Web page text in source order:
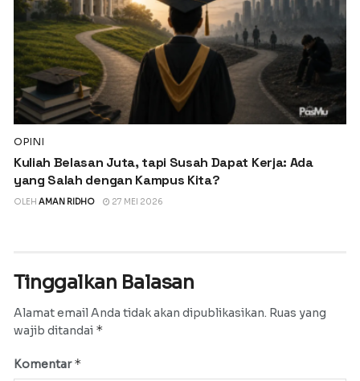
OPINI
Kuliah Belasan Juta, tapi Susah Dapat Kerja: Ada
yang Salah dengan Kampus Kita?
OLEH AMAN RIDHO 27 MEI 2026
Tinggalkan Balasan
Alamat email Anda tidak akan dipublikasikan. Ruas yang
wajib ditandai *
Komentar*